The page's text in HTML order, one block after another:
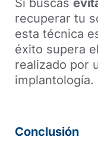
Si buscas
recuperar tu
esta técnica
éxito supera el
realizado por
implantología.
Conclusión